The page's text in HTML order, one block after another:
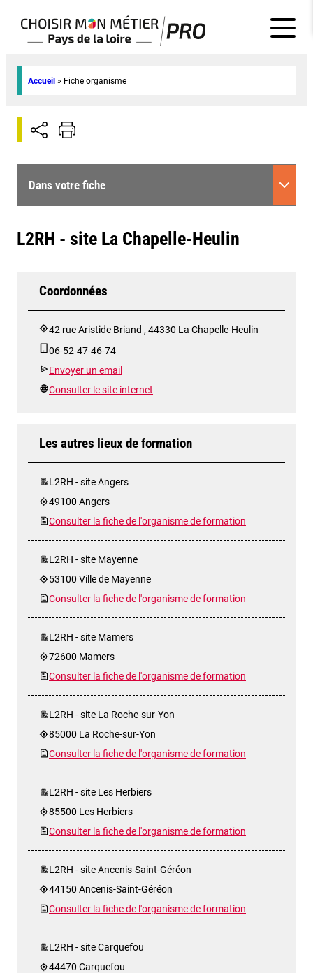
Accueil » Fiche organisme
Dans votre fiche
L2RH - site La Chapelle-Heulin
Coordonnées
42 rue Aristide Briand , 44330 La Chapelle-Heulin
06-52-47-46-74
Envoyer un email
Consulter le site internet
Les autres lieux de formation
L2RH - site Angers
49100 Angers
Consulter la fiche de l'organisme de formation
L2RH - site Mayenne
53100 Ville de Mayenne
Consulter la fiche de l'organisme de formation
L2RH - site Mamers
72600 Mamers
Consulter la fiche de l'organisme de formation
L2RH - site La Roche-sur-Yon
85000 La Roche-sur-Yon
Consulter la fiche de l'organisme de formation
L2RH - site Les Herbiers
85500 Les Herbiers
Consulter la fiche de l'organisme de formation
L2RH - site Ancenis-Saint-Géréon
44150 Ancenis-Saint-Géréon
Consulter la fiche de l'organisme de formation
L2RH - site Carquefou
44470 Carquefou